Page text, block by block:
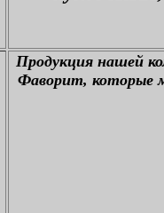
Продукция нашей
Фаворит, которые